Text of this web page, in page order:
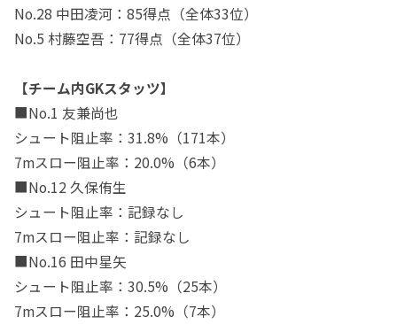
No.28 中田凌河：85得点（全体33位）
No.5 村藤空吾：77得点（全体37位）
【チーム内GKスタッツ】
■No.1 友兼尚也
シュート阻止率：31.8%（171本）
7mスロー阻止率：20.0%（6本）
■No.12 久保侑生
シュート阻止率：記録なし
7mスロー阻止率：記録なし
■No.16 田中星矢
シュート阻止率：30.5%（25本）
7mスロー阻止率：25.0%（7本）